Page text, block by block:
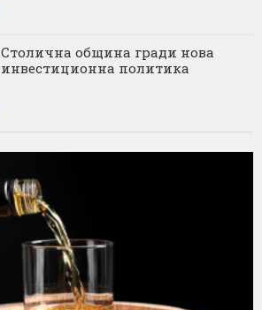
Столична община гради нова
инвестиционна политика